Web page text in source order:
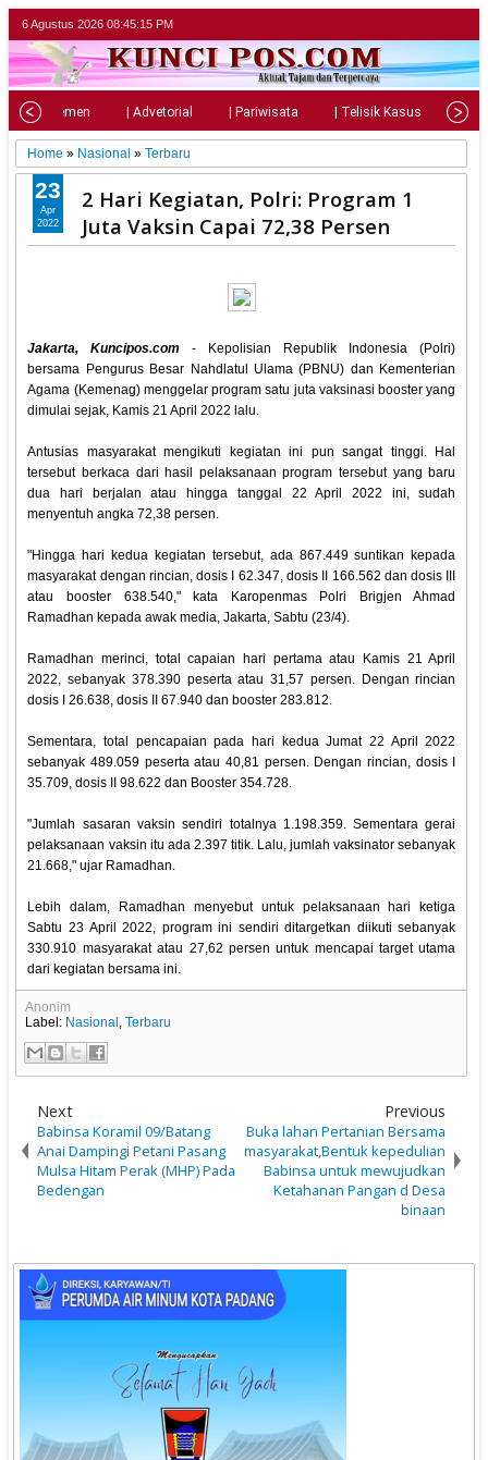
6 Agustus 2026 08:45:17 PM
| Parlemen | Advetorial | Pariwisata | Telisik Kasus |
Home » Nasional »Terbaru
2 Hari Kegiatan, Polri: Program 1
Juta Vaksin Capai 72,38 Persen
Jakarta, Kuncipos.com- Kepolisian Republik Indonesia (Polri)
bersama Pengurus Besar Nahdlatul Ulama (PBNU) dan Kementerian
Agama (Kemenag) menggelar program satu juta vaksinasi booster yang
dimulai sejak, Kamis 21 April 2022 lalu.
Antusias masyarakat mengikuti kegiatan ini pun sangat tinggi. Hal
tersebut berkaca dari hasil pelaksanaan program tersebut yang baru
dua hari berjalan atau hingga tanggal 22 April 2022 ini, sudah
menyentuh angka 72,38 persen.
"Hingga hari kedua kegiatan tersebut, ada 867.449 suntikan kepada
masyarakat dengan rincian, dosis I 62.347, dosis II 166.562 dan dosis III
atau booster 638.540," kata Karopenmas Polri Brigjen Ahmad
Ramadhan kepada awak media, Jakarta, Sabtu (23/4).
Ramadhan merinci, total capaian hari pertama atau Kamis 21 April
2022, sebanyak 378.390 peserta atau 31,57 persen. Dengan rincian
dosis I 26.638, dosis II 67.940 dan booster 283.812.
Sementara, total pencapaian pada hari kedua Jumat 22 April 2022
sebanyak 489.059 peserta atau 40,81 persen. Dengan rincian, dosis I
35.709, dosis II 98.622 dan Booster 354.728.
"Jumlah sasaran vaksin sendiri totalnya 1.198.359. Sementara gerai
pelaksanaan vaksin itu ada 2.397 titik. Lalu, jumlah vaksinator sebanyak
21.668," ujar Ramadhan.
Lebih dalam, Ramadhan menyebut untuk pelaksanaan hari ketiga
Sabtu 23 April 2022, program ini sendiri ditargetkan diikuti sebanyak
330.910 masyarakat atau 27,62 persen untuk mencapai target utama
dari kegiatan bersama ini.
23
Apr
2022
Anonim
Label: Nasional ,Terbaru
Next
Babinsa Koramil 09/Batang
Anai Dampingi Petani Pasang
Mulsa Hitam Perak (MHP) Pada
Bedengan
Previous
Buka lahan Pertanian Bersama
masyarakat,Bentuk kepedulian
Babinsa untuk mewujudkan
Ketahanan Pangan d Desa
binaan